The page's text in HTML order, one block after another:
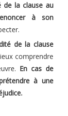
de la clause au
à son
de la clause
comprendre
En cas de
à une